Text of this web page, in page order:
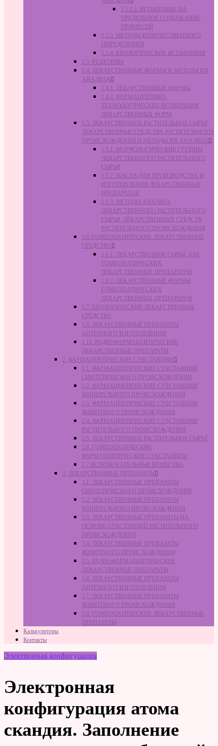
1.2.2.2. ИСПЫТАНИЕ НА
ПРЕДЕЛЬНОЕ СОДЕРЖАНИЕ
ПРИМЕСЕЙ
1.2.3. МЕТОДЫ КОЛИЧЕСТВЕННОГО
ОПРЕДЕЛЕНИЯ
1.2.4. БИОЛОГИЧЕСКИЕ ИСПЫТАНИЯ
1.3. РЕАКТИВЫ
1.4. ЛЕКАРСТВЕННЫЕ ФОРМЫ И МЕТОДЫ ИХ
АНАЛИЗА
1.4.1. ЛЕКАРСТВЕННЫЕ ФОРМЫ
1.4.2. ФАРМАЦЕВТИКО-
ТЕХНОЛОГИЧЕСКИЕ ИСПЫТАНИЯ
ЛЕКАРСТВЕННЫХ ФОРМ
1.5. ЛЕКАРСТВЕННОЕ РАСТИТЕЛЬНОЕ СЫРЬЁ,
ЛЕКАРСТВЕННЫЕ СРЕДСТВА РАСТИТЕЛЬНОГО
ПРОИСХОЖДЕНИЯ И МЕТОДЫ ИХ АНАЛИЗА
1.5.1. МОРФОЛОГИЧЕСКИЕ ГРУППЫ
ЛЕКАРСТВЕННОГО РАСТИТЕЛЬНОГО
СЫРЬЯ
1.5.2. МАСЛА ДЛЯ ПРОИЗВОДСТВА И
ИЗГОТОВЛЕНИЯ ЛЕКАРСТВЕННЫХ
ПРЕПАРАТОВ
1.5.3. МЕТОДЫ АНАЛИЗА
ЛЕКАРСТВЕННОГО РАСТИТЕЛЬНОГО
СЫРЬЯ, ЛЕКАРСТВЕННЫХ СРЕДСТВ
РАСТИТЕЛЬНОГО ПРОИСХОЖДЕНИЯ
1.6. ГОМЕОПАТИЧЕСКИЕ ЛЕКАРСТВЕННЫЕ
СРЕДСТВА
1.6.1. ЛЕКАРСТВЕННОЕ СЫРЬЁ ДЛЯ
ГОМЕОПАТИЧЕСКИХ
ЛЕКАРСТВЕННЫХ ПРЕПАРАТОВ
1.6.2. ЛЕКАРСТВЕННЫЕ ФОРМЫ
ГОМЕОПАТИЧЕСКИХ
ЛЕКАРСТВЕННЫХ ПРЕПАРАТОВ
1.7. БИОЛОГИЧЕСКИЕ ЛЕКАРСТВЕННЫЕ
СРЕДСТВА
1.8. ЛЕКАРСТВЕННЫЕ ПРЕПАРАТЫ
АПТЕЧНОГО ИЗГОТОВЛЕНИЯ
1.11. РАДИОФАРМАЦЕВТИЧЕСКИЕ
ЛЕКАРСТВЕННЫЕ ПРЕПАРАТЫ
2. ФАРМАЦЕВТИЧЕСКИЕ СУБСТАНЦИИ
2.1. ФАРМАЦЕВТИЧЕСКИЕ СУБСТАНЦИИ
СИНТЕТИЧЕСКОГО ПРОИСХОЖДЕНИЯ
2.2. ФАРМАЦЕВТИЧЕСКИЕ СУБСТАНЦИИ
МИНЕРАЛЬНОГО ПРОИСХОЖДЕНИЯ
2.3. ФАРМАЦЕВТИЧЕСКИЕ СУБСТАНЦИИ
ЖИВОТНОГО ПРОИСХОЖДЕНИЯ
2.4. ФАРМАЦЕВТИЧЕСКИЕ СУБСТАНЦИИ
РАСТИТЕЛЬНОГО ПРОИСХОЖДЕНИЯ
2.5. ЛЕКАРСТВЕННОЕ РАСТИТЕЛЬНОЕ СЫРЬЁ
2.6. ГОМЕОПАТИЧЕСКИЕ
ФАРМАЦЕВТИЧЕСКИЕ СУБСТАНЦИИ
2.7 ВСПОМОГАТЕЛЬНЫЕ ВЕЩЕСТВА
3. ЛЕКАРСТВЕННЫЕ ПРЕПАРАТЫ
3.1. ЛЕКАРСТВЕННЫЕ ПРЕПАРАТЫ
СИНТЕТИЧЕСКОГО ПРОИСХОЖДЕНИЯ
3.2. ЛЕКАРСТВЕННЫЕ ПРЕПАРАТЫ
МИНЕРАЛЬНОГО ПРОИСХОЖДЕНИЯ
3.3. ЛЕКАРСТВЕННЫЕ ПРЕПАРАТЫ НА
ОСНОВЕ СУБСТАНЦИЙ РАСТИТЕЛЬНОГО
ПРОИСХОЖДЕНИЯ
3.4. ЛЕКАРСТВЕННЫЕ ПРЕПАРАТЫ
ЖИВОТНОГО ПРОИСХОЖДЕНИЯ
3.5. РАДИОФАРМАЦЕВТИЧЕСКИЕ
ЛЕКАРСТВЕННЫЕ ПРЕПАРАТЫ
3.6. ЛЕКАРСТВЕННЫЕ ПРЕПАРАТЫ
АПТЕЧНОГО ИЗГОТОВЛЕНИЯ
3.7. ЛЕКАРСТВЕННЫЕ ПРЕПАРАТЫ
ЖИВОТНОГО ПРОИСХОЖДЕНИЯ
3.8. ГОМЕОПАТИЧЕСКИЕ ЛЕКАРСТВЕННЫЕ
ПРЕПАРАТЫ
Калькуляторы
Контакты
Электронная конфигурация
Электронная
конфигурация атома
скандия. Заполнение